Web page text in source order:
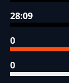
28:09
0
0